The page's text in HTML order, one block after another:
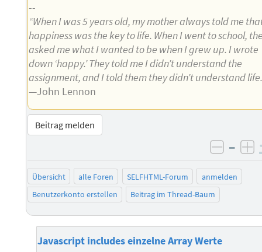
--
“When I was 5 years old, my mother always told me
happiness was the key to life. When I went to school,
asked me what I wanted to be when I grew up. I wrote
down ‘happy.’ They told me I didn’t understand the
assignment, and I told them they didn’t understand
—John Lennon
Beitrag melden
–
Übersicht alle Foren SELFHTML-Forum
anmelden
Benutzerkonto erstellen
Beitrag im Thread-Baum
Javascript includes einzelne Array Werte